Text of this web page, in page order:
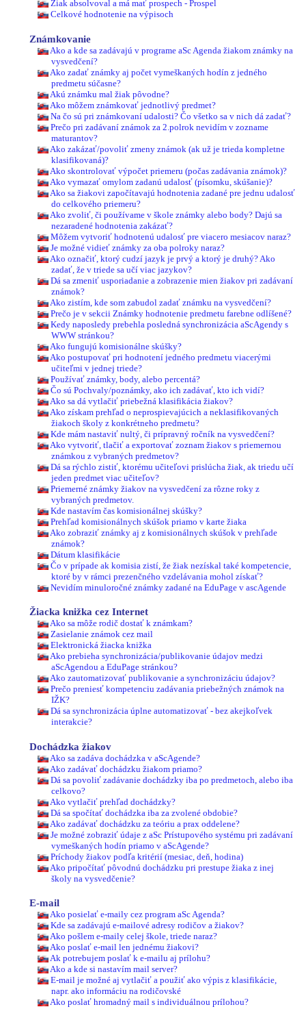
Žiak absolvoval a má mať prospech - Prospel
Celkové hodnotenie na výpisoch
Známkovanie
Ako a kde sa zadávajú v programe aSc Agenda žiakom známky na
vysvedčení?
Ako zadať známky aj počet vymeškaných hodín z jedného
predmetu súčasne?
Akú známku mal žiak pôvodne?
Ako môžem známkovať jednotlivý predmet?
Na čo sú pri známkovaní udalosti? Čo všetko sa v nich dá zadať?
Prečo pri zadávaní známok za 2.polrok nevidím v zozname
maturantov?
Ako zakázať/povoliť zmeny známok (ak už je trieda kompletne
klasifikovaná)?
Ako skontrolovať výpočet priemeru (počas zadávania známok)?
Ako vymazať omylom zadanú udalosť (písomku, skúšanie)?
Ako sa žiakovi započítavajú hodnotenia zadané pre jednu udalosť
do celkového priemeru?
Ako zvoliť, či používame v škole známky alebo body? Dajú sa
nezaradené hodnotenia zakázať?
Môžem vytvoriť hodnotenú udalosť pre viacero mesiacov naraz?
Je možné vidieť známky za oba polroky naraz?
Ako označiť, ktorý cudzí jazyk je prvý a ktorý je druhý? Ako
zadať, že v triede sa učí viac jazykov?
Dá sa zmeniť usporiadanie a zobrazenie mien žiakov pri zadávaní
známok?
Ako zistím, kde som zabudol zadať známku na vysvedčení?
Prečo je v sekcii Známky hodnotenie predmetu farebne odlíšené?
Kedy naposledy prebehla posledná synchronizácia aScAgendy s
WWW stránkou?
Ako fungujú komisionálne skúšky?
Ako postupovať pri hodnotení jedného predmetu viacerými
učiteľmi v jednej triede?
Používať známky, body, alebo percentá?
Čo sú Pochvaly/poznámky, ako ich zadávať, kto ich vidí?
Ako sa dá vytlačiť priebežná klasifikácia žiakov?
Ako získam prehľad o neprospievajúcich a neklasifikovaných
žiakoch školy z konkrétneho predmetu?
Kde mám nastaviť nultý, či prípravný ročník na vysvedčení?
Ako vytvoriť, tlačiť a exportovať zoznam žiakov s priemernou
známkou z vybraných predmetov?
Dá sa rýchlo zistiť, ktorému učiteľovi prislúcha žiak, ak triedu učí
jeden predmet viac učiteľov?
Priemerné známky žiakov na vysvedčení za rôzne roky z
vybraných predmetov.
Kde nastavím čas komisionálnej skúšky?
Prehľad komisionálnych skúšok priamo v karte žiaka
Ako zobraziť známky aj z komisionálnych skúšok v prehľade
známok?
Dátum klasifikácie
Čo v prípade ak komisia zistí, že žiak nezískal také kompetencie,
ktoré by v rámci prezenčného vzdelávania mohol získať?
Nevidím minuloročné známky zadané na EduPage v ascAgende
Žiacka knižka cez Internet
Ako sa môže rodič dostať k známkam?
Zasielanie známok cez mail
Elektronická žiacka knižka
Ako prebieha synchronizácia/publikovanie údajov medzi
aScAgendou a EduPage stránkou?
Ako zautomatizovať publikovanie a synchronizáciu údajov?
Prečo preniesť kompetenciu zadávania priebežných známok na
IŽK?
Dá sa synchronizácia úplne automatizovať - bez akejkoľvek
interakcie?
Dochádzka žiakov
Ako sa zadáva dochádzka v aScAgende?
Ako zadávať dochádzku žiakom priamo?
Dá sa povoliť zadávanie dochádzky iba po predmetoch, alebo iba
celkovo?
Ako vytlačiť prehľad dochádzky?
Dá sa spočítať dochádzka iba za zvolené obdobie?
Ako zadávať dochádzku za teóriu a prax oddelene?
Je možné zobraziť údaje z aSc Prístupového systému pri zadávaní
vymeškaných hodín priamo v aScAgende?
Príchody žiakov podľa kritérií (mesiac, deň, hodina)
Ako pripočítať pôvodnú dochádzku pri prestupe žiaka z inej
školy na vysvedčenie?
E-mail
Ako posielať e-maily cez program aSc Agenda?
Kde sa zadávajú e-mailové adresy rodičov a žiakov?
Ako pošlem e-maily celej škole, triede naraz?
Ako poslať e-mail len jednému žiakovi?
Ak potrebujem poslať k e-mailu aj prílohu?
Ako a kde si nastavím mail server?
E-mail je možné aj vytlačiť a použiť ako výpis z klasifikácie,
napr. ako informáciu na rodičovské
Ako poslať hromadný mail s individuálnou prílohou?